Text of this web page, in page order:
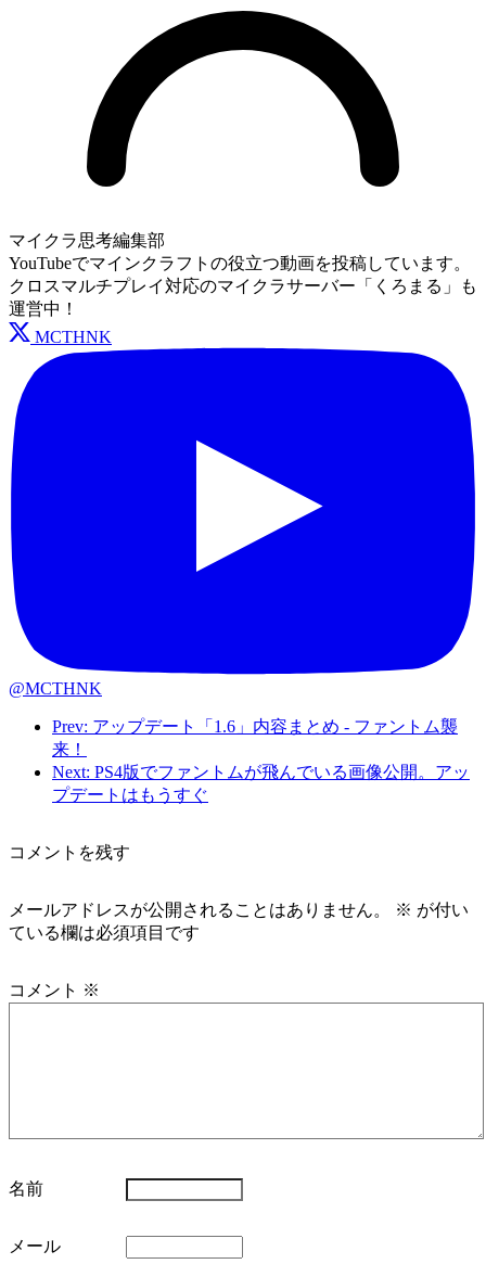
マイクラ思考編集部
YouTubeでマインクラフトの役立つ動画を投稿しています。
クロスマルチプレイ対応のマイクラサーバー「くろまる」も
運営中！
MCTHNK
@MCTHNK
Prev: アップデート「1.6」内容まとめ - ファントム襲
来！
Next: PS4版でファントムが飛んでいる画像公開。アッ
プデートはもうすぐ
コメントを残す
メールアドレスが公開されることはありません。 ※ が付い
ている欄は必須項目です
コメント ※
名前
メール